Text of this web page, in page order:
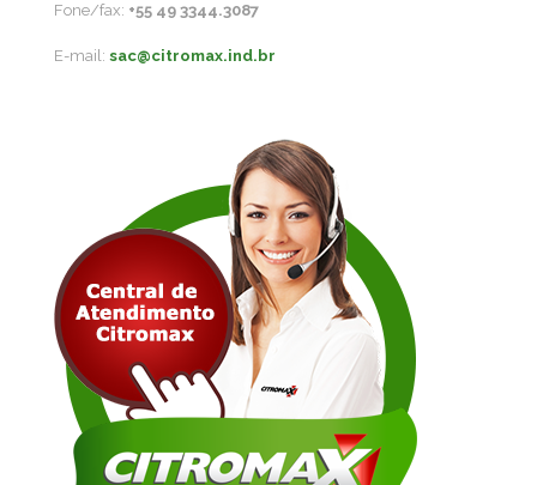
Fone/fax: +55 49 3344.3087
E-mail: sac@citromax.ind.br